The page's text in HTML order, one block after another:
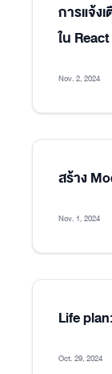
การแจ้ง
ใน React
Nov. 2, 2024
สร้าง
Nov. 1, 2024
Life
Oct. 29, 2024